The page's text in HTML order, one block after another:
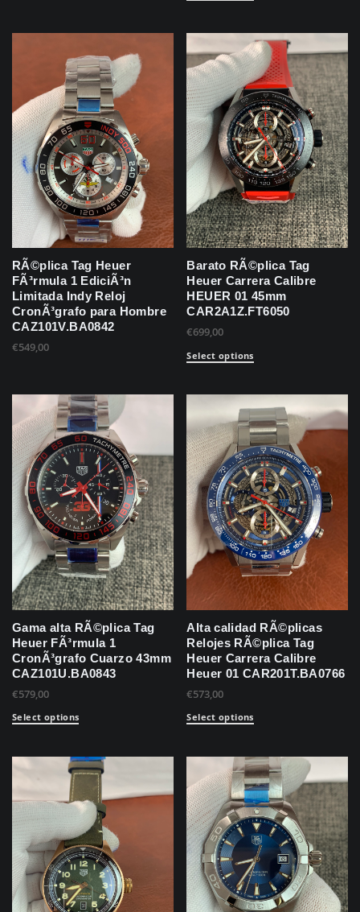
RÃ©plica Tag Heuer
FÃ³rmula 1 EdiciÃ³n
Limitada Indy Reloj
CronÃ³grafo para Hombre
CAZ101V.BA0842
€549,00
Barato RÃ©plica Tag
Heuer Carrera Calibre
HEUER 01 45mm
CAR2A1Z.FT6050
€699,00
Select options
Gama alta RÃ©plica Tag
Heuer FÃ³rmula 1
CronÃ³grafo Cuarzo 43mm
CAZ101U.BA0843
€579,00
Select options
Alta calidad RÃ©plicas
Relojes RÃ©plica Tag
Heuer Carrera Calibre
Heuer 01 CAR201T.BA0766
€573,00
Select options